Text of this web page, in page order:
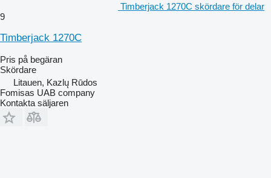
Timberjack 1270C skördare för delar
9
Timberjack 1270C
Pris på begäran
Skördare
Litauen, Kazlų Rūdos
Fomisas UAB company
Kontakta säljaren